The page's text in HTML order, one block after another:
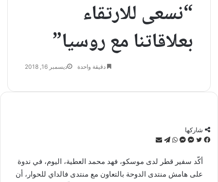
“نسعى للارتقاء
بعلاقاتنا مع روسيا”
ديسمبر 16, 2018 دقيقة واحدة
شاركها
فيسبوك
تويترماسنجر
ماسنجر
واتسابتيلقرام
مشاركة
البريد
أكّد سفير قطر لدى موسكو، فهد محمد العطية، اليوم، في ندوة
على هامش منتدى الدوحة بالتعاون مع منتدى فالداي للحوار، أن